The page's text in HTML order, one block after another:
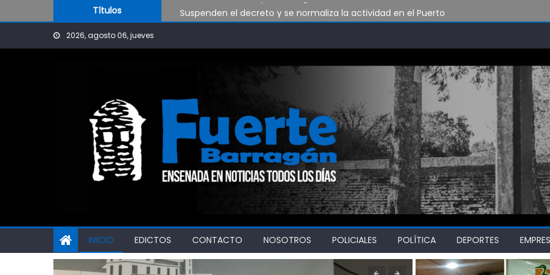
Títulos
Suspenden el decreto y se normaliza la actividad en el Puerto
Ensenada lanzó un programa contra la violencia en el deporte
Avanzan en un mapa de riesgo de incendios forestales
2026, agosto 06, jueves
INICIO EDICTOS CONTACTO NOSOTROS POLICIALES POLÍTICA DEPORTES